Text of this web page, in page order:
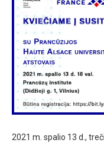
2021 m. spalio 13 d.,